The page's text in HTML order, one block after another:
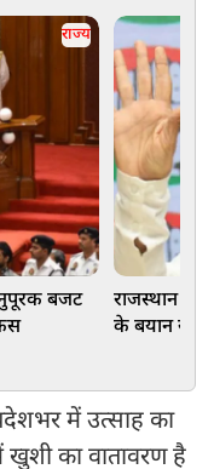
राज्य
बजट
राजस्थान
के बयान से
में उत्साह का
का वातावरण है